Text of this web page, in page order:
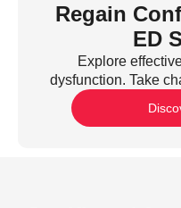
Regain
ED
Explore
dysfunction. Take